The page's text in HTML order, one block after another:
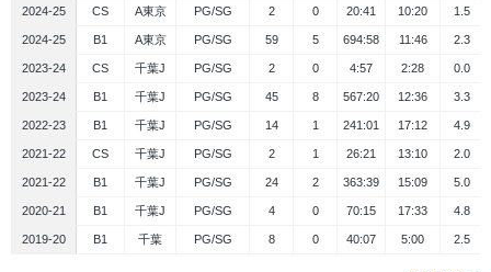
2024-25 CS A東京 PG/SG 2 0 20:41 10:20 1.5
2024-25 B1 A東京 PG/SG 59 5 694:58 11:46 2.3
2023-24 CS 千葉J PG/SG 2 0 4:57 2:28 0.0
2023-24 B1 千葉J PG/SG 45 8 567:20 12:36 3.3
2022-23 B1 千葉J PG/SG 14 1 241:01 17:12 4.9
2021-22 CS 千葉J PG/SG 2 1 26:21 13:10 2.0
2021-22 B1 千葉J PG/SG 24 2 363:39 15:09 5.0
2020-21 B1 千葉J PG/SG 4 0 70:15 17:33 4.8
2019-20 B1 千葉 PG/SG 8 0 40:07 5:00 2.5